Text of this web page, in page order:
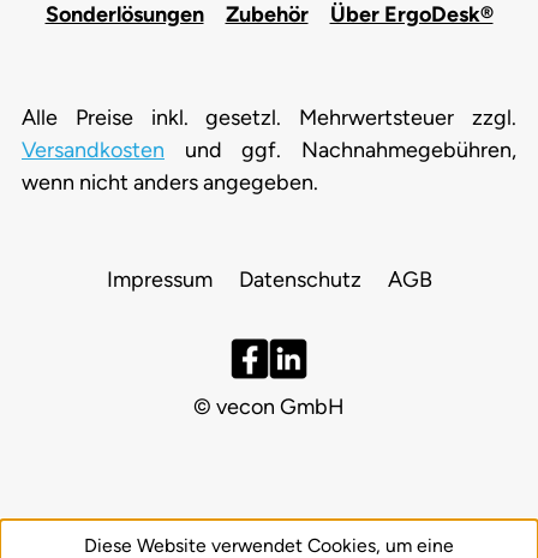
Sonderlösungen
Zubehör Über ErgoDesk®
Alle Preise inkl. gesetzl. Mehrwertsteuer zzgl.
Versandkosten und ggf. Nachnahmegebühren,
wenn nicht anders angegeben.
Impressum Datenschutz AGB
© vecon GmbH
Diese Website verwendet Cookies, um eine